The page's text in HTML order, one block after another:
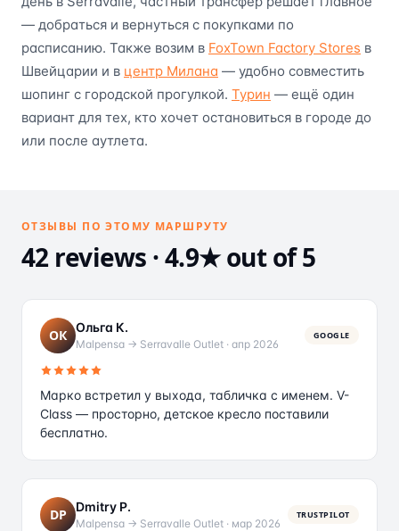
— добраться и вернуться с покупками по
расписанию. Также возим в FoxTown Factory Stores в
Швейцарии и в центр Милана — удобно совместить
шопинг с городской прогулкой. Турин — ещё один
вариант для тех, кто хочет остановиться в городе до
или после аутлета.
ОТЗЫВЫ ПО ЭТОМУ МАРШРУТУ
42 reviews · 4.9★ out of 5
ОК Ольга К.
Malpensa → Serravalle Outlet · апр 2026
GOOGLE
Марко встретил у выхода, табличка с именем. V-
Class — просторно, детское кресло поставили
бесплатно.
DP Dmitry P.
Malpensa → Serravalle Outlet · мар 2026
TRUSTPILOT